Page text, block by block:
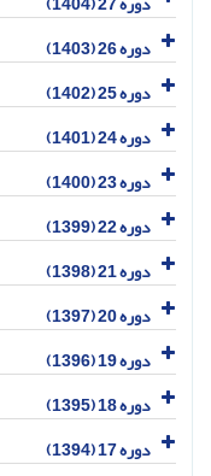
دوره 26 (1403)
دوره 25 (1402)
دوره 24 (1401)
دوره 23 (1400)
دوره 22 (1399)
دوره 21 (1398)
دوره 20 (1397)
دوره 19 (1396)
دوره 18 (1395)
دوره 17 (1394)